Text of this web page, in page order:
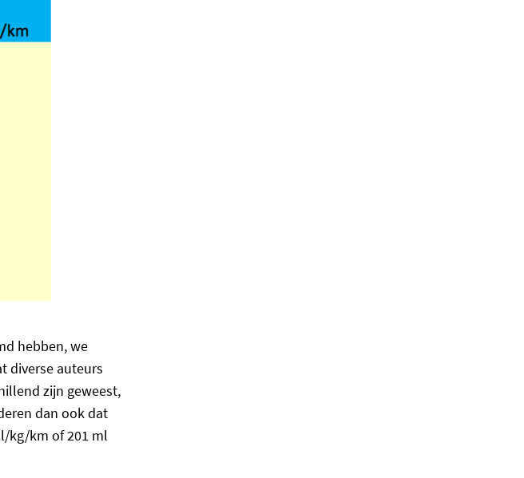
hebben, we
diverse auteurs
zijn geweest,
dan ook dat
kg/km of 201 ml